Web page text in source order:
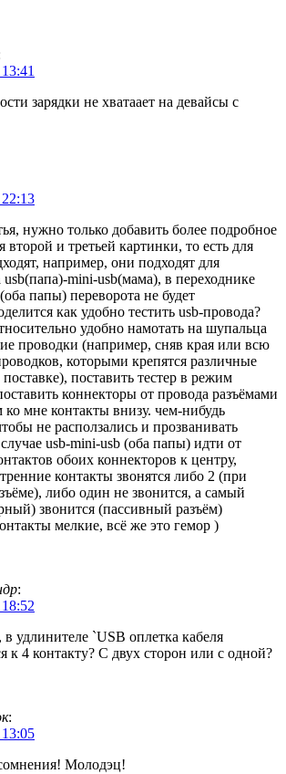
зарядки не хватаает на девайсы с
нужно только добавить более подробное
второй и третьей картинки, то есть для
например, они подходят для
usb(папа)-mini-usb(мама), в переходнике
папы) переворота не будет
как удобно тестить usb-провода?
удобно намотать на шупальца
проводки (например, сняв края или всю
которыми крепятся различные
поставить тестер в режим
коннекторы от провода разъёмами
мне контакты внизу. чем-нибудь
не расползались и прозванивать
usb-mini-usb (оба папы) идти от
обоих коннекторов к центру,
контакты звонятся либо 2 (при
либо один не звонится, а самый
звонится (пассивный разъём)
мелкие, всё же это гемор )
:
удлинителе `USB оплетка кабеля
к 4 контакту? С двух сторон или с одной?
:
Молодэц!